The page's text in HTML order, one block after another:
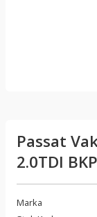
Passat
2.0TDI
Marka